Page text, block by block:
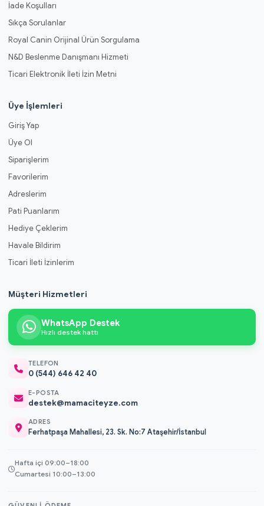
İade Koşulları
Sıkça Sorulanlar
Royal Canin Orijinal Ürün Sorgulama
N&D Beslenme Danışmanı Hizmeti
Ticari Elektronik İleti İzin Metni
Üye İşlemleri
Giriş Yap
Üye Ol
Siparişlerim
Favorilerim
Adreslerim
Pati Puanlarım
Hediye Çeklerim
Havale Bildirim
Ticari İleti İzinlerim
Müşteri Hizmetleri
WhatsApp Destek
Hızlı destek hattı
TELEFON
0 (544) 646 42 40
E-POSTA
destek@mamaciteyze.com
ADRES
Ferhatpaşa Mahallesi, 23. Sk. No:7 Ataşehir/İstanbul
Hafta içi 09:00–18:00
Cumartesi 10:00–13:00